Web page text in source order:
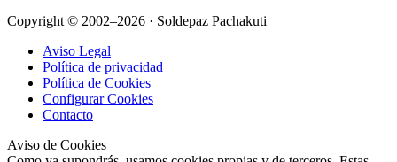
Copyright © 2002–2026 · Soldepaz Pachakuti
Aviso Legal
Política de privacidad
Política de Cookies
Configurar Cookies
Contacto
Aviso de Cookies